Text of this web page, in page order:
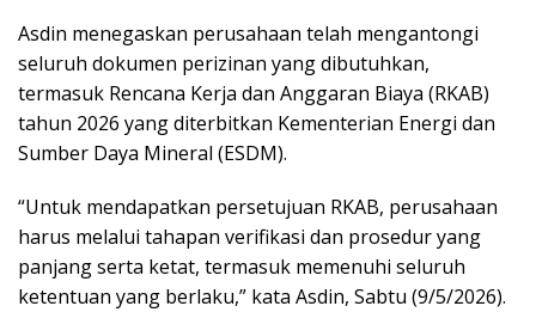
Asdin menegaskan perusahaan telah mengantongi
seluruh dokumen perizinan yang dibutuhkan,
termasuk Rencana Kerja dan Anggaran Biaya (RKAB)
tahun 2026 yang diterbitkan Kementerian Energi dan
Sumber Daya Mineral (ESDM).
“Untuk mendapatkan persetujuan RKAB, perusahaan
harus melalui tahapan verifikasi dan prosedur yang
panjang serta ketat, termasuk memenuhi seluruh
ketentuan yang berlaku,” kata Asdin, Sabtu (9/5/2026).